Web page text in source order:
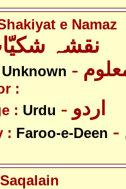
e Namaz
نقشہ
Unknown معلوم
:
: Urdu - اردو
: Faroo-e-Deen